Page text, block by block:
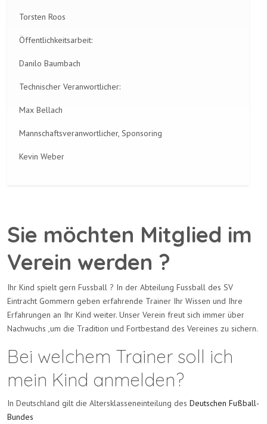
Torsten Roos
Öffentlichkeitsarbeit:
Danilo Baumbach
Technischer Veranwortlicher:
Max Bellach
Mannschaftsveranwortlicher, Sponsoring
Kevin Weber
Sie möchten Mitglied im
Verein werden ?
Ihr Kind spielt gern Fussball ? In der Abteilung Fussball des SV
Eintracht Gommern geben erfahrende Trainer Ihr Wissen und Ihre
Erfahrungen an Ihr Kind weiter. Unser Verein freut sich immer über
Nachwuchs ,um die Tradition und Fortbestand des Vereines zu sichern.
Bei welchem Trainer soll ich
mein Kind anmelden?
In Deutschland gilt die Altersklasseneinteilung des Deutschen Fußball-
Bundes